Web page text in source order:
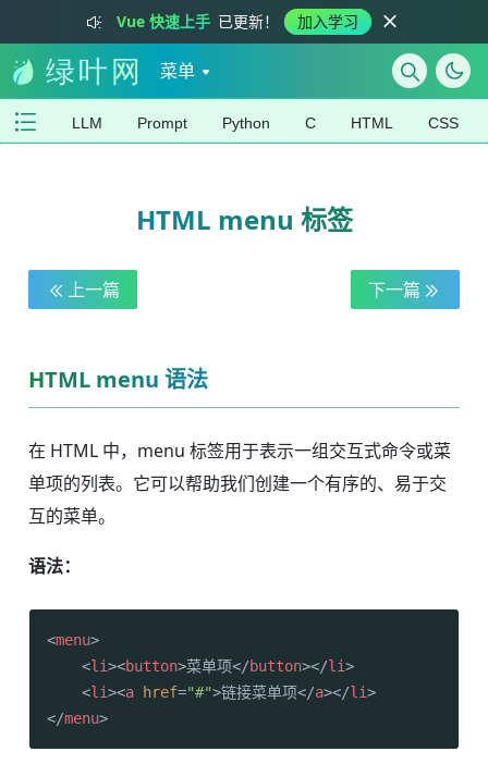
Vue 快速上手 已更新！ 加入学习
菜单
LLM Prompt Python C HTML CSS
HTML menu 标签
上一篇 下一篇
HTML menu 语法
在 HTML 中，menu 标签用于表示一组交互式命令或菜
单项的列表。它可以帮助我们创建一个有序的、易于交
互的菜单。
语法：
<menu>
<li><button>菜单项</button></li>
<li><a href="#">链接菜单项</a></li>
</menu>